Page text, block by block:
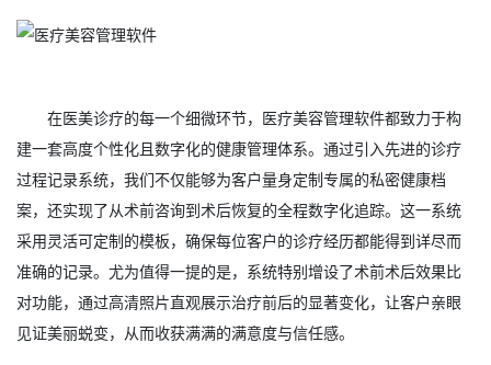
在医美诊疗的每一个细微环节，医疗美容管理软件都致力于构
建一套高度个性化且数字化的健康管理体系。通过引入先进的诊疗
过程记录系统，我们不仅能够为客户量身定制专属的私密健康档
案，还实现了从术前咨询到术后恢复的全程数字化追踪。这一系统
采用灵活可定制的模板，确保每位客户的诊疗经历都能得到详尽而
准确的记录。尤为值得一提的是，系统特别增设了术前术后效果比
对功能，通过高清照片直观展示治疗前后的显著变化，让客户亲眼
见证美丽蜕变，从而收获满满的满意度与信任感。